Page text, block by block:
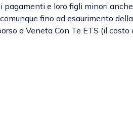
e loro figli minori
fino ad esaurimento
a Veneta Con Te ETS (il costo